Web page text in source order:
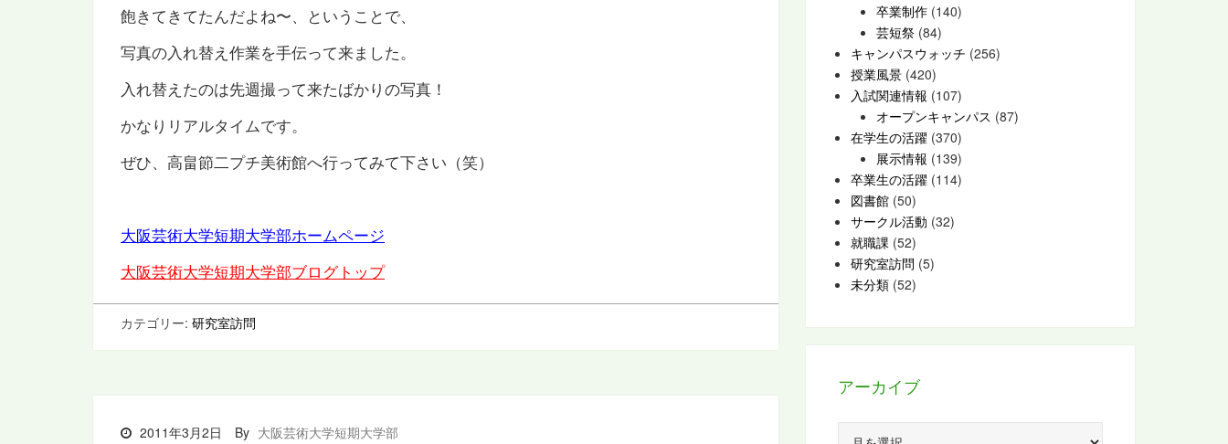
飽きてきてたんだよね〜、ということで、
写真の入れ替え作業を手伝って来ました。
入れ替えたのは先週撮って来たばかりの写真！
かなりリアルタイムです。
ぜひ、高畠節二プチ美術館へ行ってみて下さい（笑）
大阪芸術大学短期大学部ホームページ
大阪芸術大学短期大学部ブログトップ
カテゴリー: 研究室訪問
2011年3月2日 By 大阪芸術大学短期大学部
卒業制作 (140)
芸短祭 (84)
キャンパスウォッチ (256)
授業風景 (420)
入試関連情報 (107)
オープンキャンパス (87)
在学生の活躍 (370)
展示情報 (139)
卒業生の活躍 (114)
図書館 (50)
サークル活動 (32)
就職課 (52)
研究室訪問 (5)
未分類 (52)
アーカイブ